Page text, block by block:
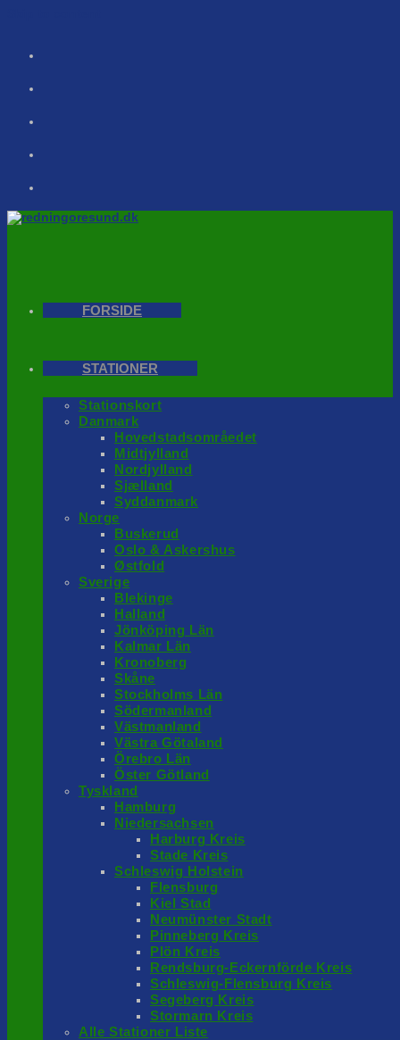
FORSIDE
STATIONER
Stationskort
Danmark
Hovedstadsområedet
Midtjylland
Nordjylland
Sjælland
Syddanmark
Norge
Buskerud
Oslo & Askershus
Østfold
Sverige
Blekinge
Halland
Jönköping Län
Kalmar Län
Kronoberg
Skåne
Stockholms Län
Södermanland
Västmanland
Västra Götaland
Örebro Län
Öster Götland
Tyskland
Hamburg
Niedersachsen
Harburg Kreis
Stade Kreis
Schleswig Holstein
Flensburg
Kiel Stad
Neumünster Stadt
Pinneberg Kreis
Plön Kreis
Rendsburg-Eckernförde Kreis
Schleswig-Flensburg Kreis
Segeberg Kreis
Stormarn Kreis
Alle Stationer Liste